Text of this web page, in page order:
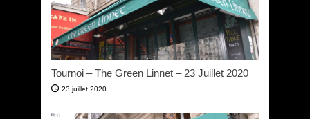
Tournoi – The Green Linnet – 23 Juillet 2020
23 juillet 2020